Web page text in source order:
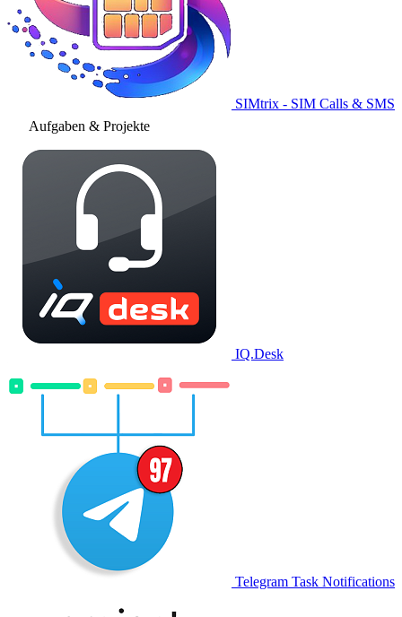
SIMtrix - SIM Calls & SMS
Aufgaben & Projekte
IQ.Desk
Telegram Task Notifications